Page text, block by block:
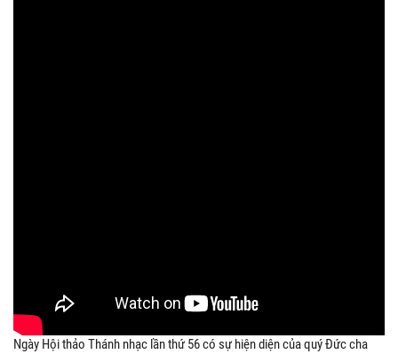
Ngày Hội thảo Thánh nhạc lần thứ 56 có sự hiện diện của quý Đức cha